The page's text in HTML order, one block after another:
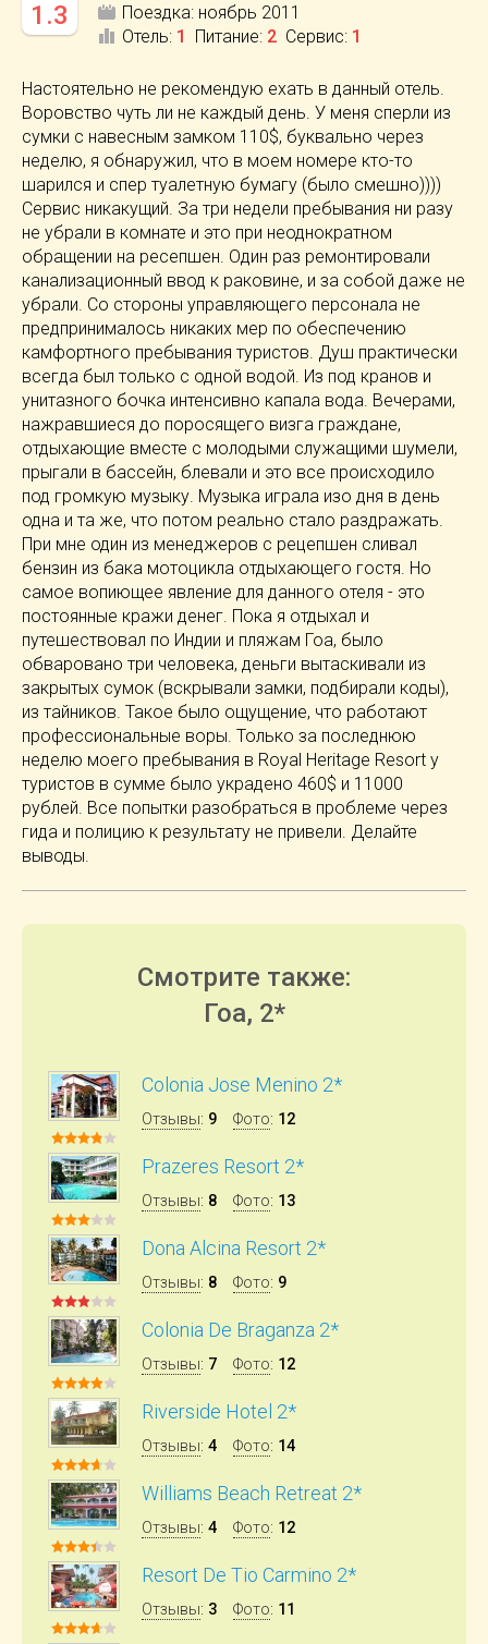
1.3 Поездка: ноябрь 2011
Отель: 1 Питание: 2 Сервис: 1
Настоятельно не рекомендую ехать в данный отель.
Воровство чуть ли не каждый день. У меня сперли из
сумки с навесным замком 110$, буквально через
неделю, я обнаружил, что в моем номере кто-то
шарился и спер туалетную бумагу (было смешно))))
Сервис никакущий. За три недели пребывания ни разу
не убрали в комнате и это при неоднократном
обращении на ресепшен. Один раз ремонтировали
канализационный ввод к раковине, и за собой даже не
убрали. Со стороны управляющего персонала не
предпринималось никаких мер по обеспечению
камфортного пребывания туристов. Душ практически
всегда был только с одной водой. Из под кранов и
унитазного бочка интенсивно капала вода. Вечерами,
нажравшиеся до поросящего визга граждане,
отдыхающие вместе с молодыми служащими шумели,
прыгали в бассейн, блевали и это все происходило
под громкую музыку. Музыка играла изо дня в день
одна и та же, что потом реально стало раздражать.
При мне один из менеджеров с рецепшен сливал
бензин из бака мотоцикла отдыхающего гостя. Но
самое вопиющее явление для данного отеля - это
постоянные кражи денег. Пока я отдыхал и
путешествовал по Индии и пляжам Гоа, было
обваровано три человека, деньги вытаскивали из
закрытых сумок (вскрывали замки, подбирали коды),
из тайников. Такое было ощущение, что работают
профессиональные воры. Только за последнюю
неделю моего пребывания в Royal Heritage Resort у
туристов в сумме было украдено 460$ и 11000
рублей. Все попытки разобраться в проблеме через
гида и полицию к результату не привели. Делайте
выводы.
Смотрите также:
Гоа, 2*
Colonia Jose Menino 2*
Отзывы: 9 Фото: 12
Prazeres Resort 2*
Отзывы: 8 Фото: 13
Dona Alcina Resort 2*
Отзывы: 8 Фото: 9
Colonia De Braganza 2*
Отзывы: 7 Фото: 12
Riverside Hotel 2*
Отзывы: 4 Фото: 14
Williams Beach Retreat 2*
Отзывы: 4 Фото: 12
Resort De Tio Carmino 2*
Отзывы: 3 Фото: 11